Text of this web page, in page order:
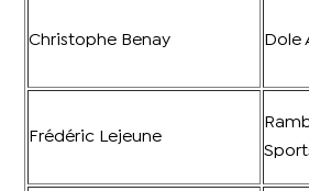
Christophe Benay Dole
Frédéric Lejeune